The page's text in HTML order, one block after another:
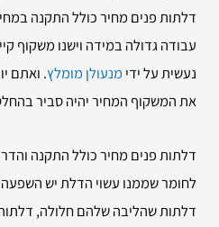
דלתות פנים מחיר כולל התקנה
עבודה גדולה במידה וישנו משקוף
נעשית על ידי מנעולן מומלץ. ואתם
את המשקוף המחיר יהיה סביר
דלתות פנים מחיר כולל התקנה
לחומר שממנו עשוי הדלת יש השפעה
דלתות שהליבה שלהם חלולה,